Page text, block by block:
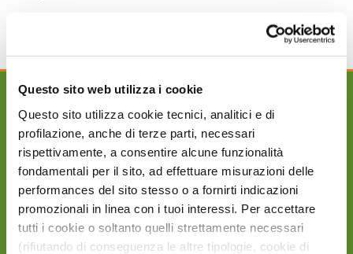
Questo sito web utilizza i cookie
Questo sito utilizza cookie tecnici, analitici e di
profilazione, anche di terze parti, necessari
rispettivamente, a consentire alcune funzionalità
fondamentali per il sito, ad effettuare misurazioni delle
performances del sito stesso o a fornirti indicazioni
promozionali in linea con i tuoi interessi. Per accettare
tutti i cookie o soltanto quelli strettamente necessari
(rifiutando di conseguenza le altre tipologie, cookie di
AGRI90 Group s.r.l. rappresenta un solido punto di
riferimento all’interno del settore della
distribuzione e vendita di prodotti per la nutrizione
di animali, di prodotti per l’agricoltur a e di prodotti
per l’igiene e benessere dei nostri piccoli amici.